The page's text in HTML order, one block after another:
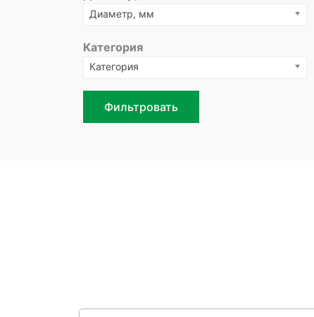
Диаметр, мм
Категория
Категория
Фильтровать